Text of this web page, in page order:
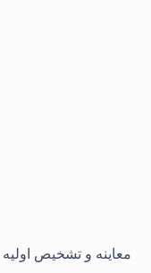
معاینه و تشخیص اولیه